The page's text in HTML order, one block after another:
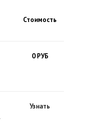
Стоимость
0 РУБ
Узнать